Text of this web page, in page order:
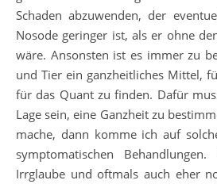
Schaden abzuwenden, der
Nosode geringer ist, als er ohne
wäre. Ansonsten ist es immer zu
und Tier ein ganzheitliches Mittel,
für das Quant zu finden. Dafür
Lage sein, eine Ganzheit zu
mache, dann komme ich auf
symptomatischen
Irrglaube und oftmals auch eher